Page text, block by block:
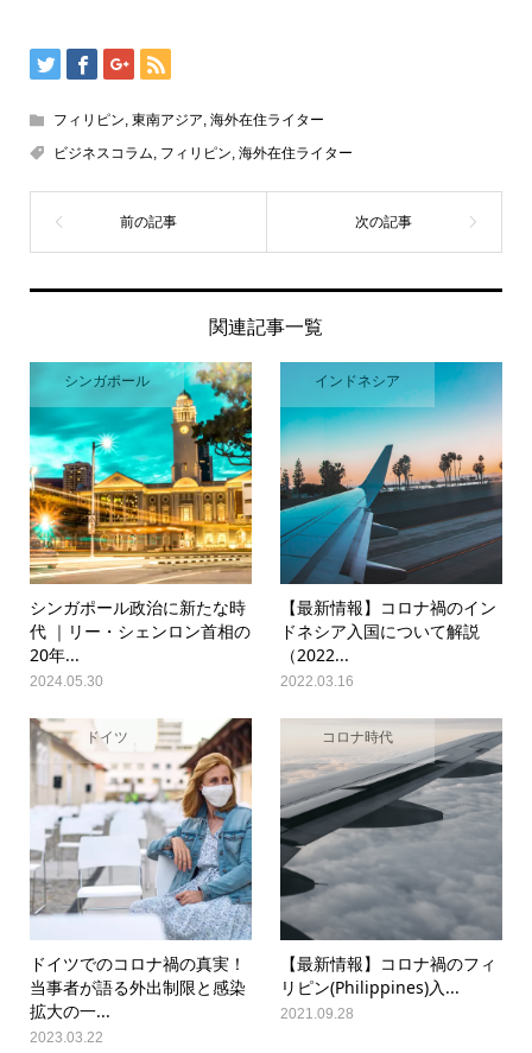
フィリピン, 東南アジア, 海外在住ライター
ビジネスコラム, フィリピン, 海外在住ライター
関連記事一覧
シンガポール
シンガポール政治に新たな時
代 ｜リー・シェンロン首相の
20年...
2024.05.30
インドネシア
【最新情報】コロナ禍のイン
ドネシア入国について解説
（2022...
2022.03.16
ドイツ
ドイツでのコロナ禍の真実！
当事者が語る外出制限と感染
拡大の一...
2023.03.22
コロナ時代
【最新情報】コロナ禍のフィ
リピン(Philippines)入...
2021.09.28